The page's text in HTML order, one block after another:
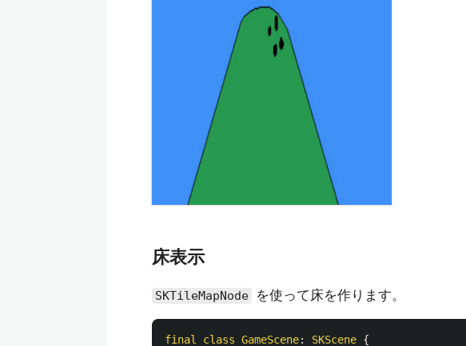
床表示
SKTileMapNode を使って床を作ります。
final class GameScene: SKScene {